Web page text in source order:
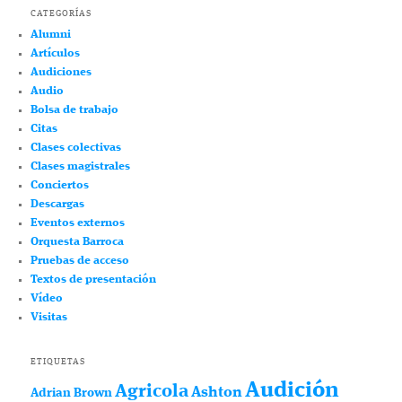
CATEGORÍAS
Alumni
Artículos
Audiciones
Audio
Bolsa de trabajo
Citas
Clases colectivas
Clases magistrales
Conciertos
Descargas
Eventos externos
Orquesta Barroca
Pruebas de acceso
Textos de presentación
Vídeo
Visitas
ETIQUETAS
Adrian Brown AgricolaAshtonAudición